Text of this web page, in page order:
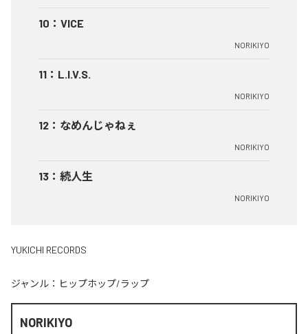
10 ： VICE
NORIKIYO
11 ： L.I.V.S.
NORIKIYO
12 ： なめんじゃねぇ
NORIKIYO
13 ： 続人生
NORIKIYO
YUKICHI RECORDS
ジャンル： ヒップホップ/ラップ
NORIKIYO